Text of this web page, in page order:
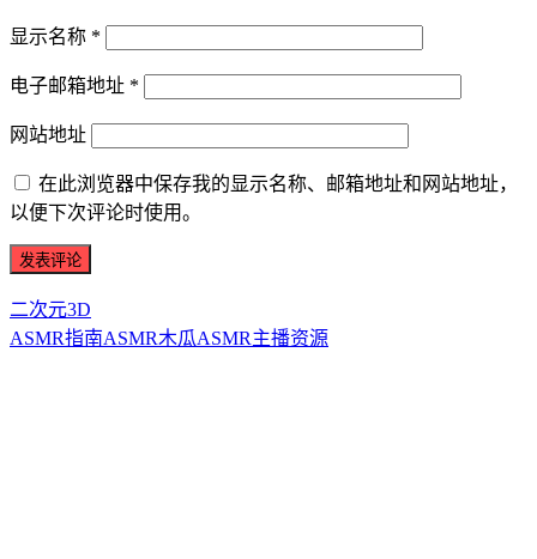
显示名称 *
电子邮箱地址 *
网站地址
在此浏览器中保存我的显示名称、邮箱地址和网站地址，
以便下次评论时使用。
二次元3D
ASMR指南ASMR木瓜ASMR主播资源